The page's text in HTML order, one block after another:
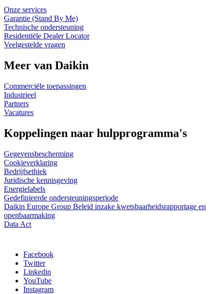
Onze services
Garantie (Stand By Me)
Technische ondersteuning
Residentiële Dealer Locator
Veelgestelde vragen
Meer van Daikin
Commerciële toepassingen
Industrieel
Partners
Vacatures
Koppelingen naar hulpprogramma's
Gegevensbescherming
Cookieverklaring
Bedrijfsethiek
Juridische kennisgeving
Energielabels
Gedefinieerde ondersteuningsperiode
Daikin Europe Group Beleid inzake kwetsbaarheidsrapportage en
openbaarmaking
Data Act
Facebook
Twitter
Linkedin
YouTube
Instagram